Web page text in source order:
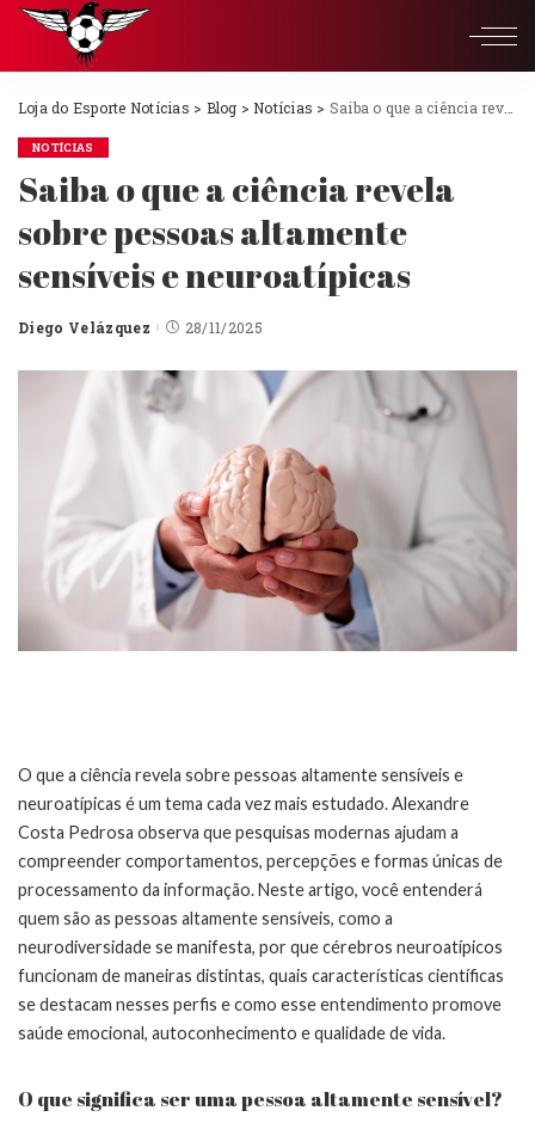
Loja do Esporte Notícias > Blog > Notícias > Saiba o que a ciência revela sobre pessoas altamente sensíveis e neuroatípicas
NOTÍCIAS
Saiba o que a ciência revela
sobre pessoas altamente
sensíveis e neuroatípicas
Posted
Diego Velázquez 28/11/2025
O que a ciência revela sobre pessoas altamente sensíveis e
neuroatípicas é um tema cada vez mais estudado. Alexandre
Costa Pedrosa observa que pesquisas modernas ajudam a
compreender comportamentos, percepções e formas únicas de
processamento da informação. Neste artigo, você entenderá
quem são as pessoas altamente sensíveis, como a
neurodiversidade se manifesta, por que cérebros neuroatípicos
funcionam de maneiras distintas, quais características científicas
se destacam nesses perfis e como esse entendimento promove
saúde emocional, autoconhecimento e qualidade de vida.
O que significa ser uma pessoa altamente sensível?